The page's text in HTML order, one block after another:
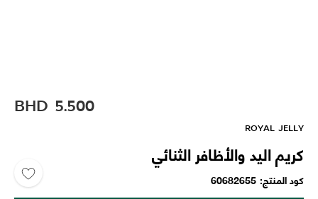
BHD 5.500
ROYAL JELLY
كريم اليد والأظافر الثنائي
كود المنتج 60682655